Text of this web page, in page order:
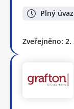
Plný
Zveřejněno: 2.